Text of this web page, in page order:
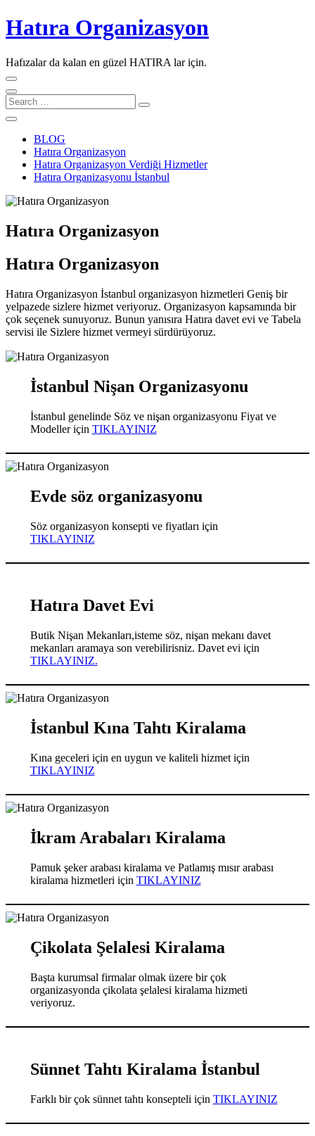
Skip
to
Hatıra Organizasyon
Hafızalar da kalan en güzel HATIRA lar için.
Search
…
BLOG
Hatıra Organizasyon
Hatıra Organizasyon Verdiği Hizmetler
Hatıra Organizasyonu İstanbul
Hatıra Organizasyon
Hatıra Organizasyon
Hatıra Organizasyon İstanbul organizasyon hizmetleri Geniş bir
yelpazede sizlere hizmet veriyoruz. Organizasyon kapsamında bir
çok seçenek sunuyoruz. Bunun yanısıra Hatıra davet evi ve Tabela
servisi ile Sizlere hizmet vermeyi sürdürüyoruz.
İstanbul Nişan Organizasyonu
İstanbul genelinde Söz ve nişan organizasyonu Fiyat ve
Modeller için TIKLAYINIZ
Evde söz organizasyonu
Söz organizasyon konsepti ve fiyatları için
TIKLAYINIZ
Hatıra Davet Evi
Butik Nişan Mekanları,isteme söz, nişan mekanı davet
mekanları aramaya son verebilirisniz. Davet evi için
TIKLAYINIZ.
İstanbul Kına Tahtı Kiralama
Kına geceleri için en uygun ve kaliteli hizmet için
TIKLAYINIZ
İkram Arabaları Kiralama
Pamuk şeker arabası kiralama ve Patlamış mısır arabası
kiralama hizmetleri için TIKLAYINIZ
Çikolata Şelalesi Kiralama
Başta kurumsal firmalar olmak üzere bir çok
organizasyonda çikolata şelalesi kiralama hizmeti
veriyoruz.
Sünnet Tahtı Kiralama İstanbul
Farklı bir çok sünnet tahtı konsepteli için TIKLAYINIZ